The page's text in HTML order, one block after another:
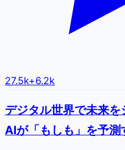
27.5k+6.2k
デジタル世界で未来
AIが「もしも」を予